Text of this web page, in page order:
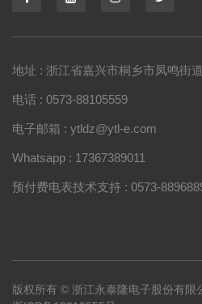
地址 : 浙江省嘉兴市桐乡市凤鸣街
电话 : 0573-88105559
电子邮箱 : ytldz@ytl-e.com
Whatsapp : 17367389011
预付费电表技术支持 : 0573-
版权所有 © 浙江永泰隆电子股份有限